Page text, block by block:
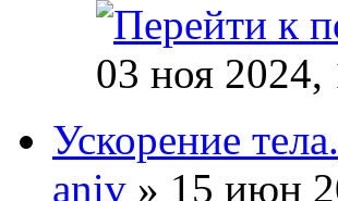
03 ноя 2024,
Ускорение тела.
aniv » 15 июн